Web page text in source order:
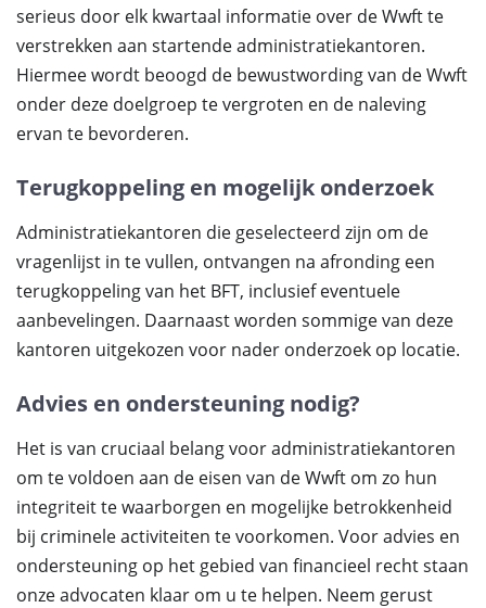
serieus door elk kwartaal informatie over de Wwft te
verstrekken aan startende administratiekantoren.
Hiermee wordt beoogd de bewustwording van de Wwft
onder deze doelgroep te vergroten en de naleving
ervan te bevorderen.
Terugkoppeling en mogelijk onderzoek
Administratiekantoren die geselecteerd zijn om de
vragenlijst in te vullen, ontvangen na afronding een
terugkoppeling van het BFT, inclusief eventuele
aanbevelingen. Daarnaast worden sommige van deze
kantoren uitgekozen voor nader onderzoek op locatie.
Advies en ondersteuning nodig?
Het is van cruciaal belang voor administratiekantoren
om te voldoen aan de eisen van de Wwft om zo hun
integriteit te waarborgen en mogelijke betrokkenheid
bij criminele activiteiten te voorkomen. Voor advies en
ondersteuning op het gebied van financieel recht staan
onze advocaten klaar om u te helpen. Neem gerust